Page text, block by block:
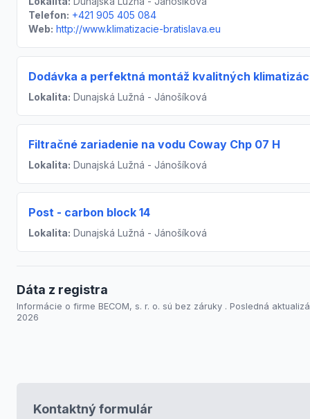
Telefon: +421 905 405 084
Web: http://www.klimatizacie-bratislava.eu
Dodávka a perfektná montáž kvalitných
Lokalita: Dunajská Lužná - Jánošíková
Filtračné zariadenie na vodu Coway Chp 07 H
Lokalita: Dunajská Lužná - Jánošíková
Post - carbon block 14
Lokalita: Dunajská Lužná - Jánošíková
Dáta z registra
Informácie o firme BECOM, s. r. o. sú bez záruky . Posledná
2026
Kontaktný formulár